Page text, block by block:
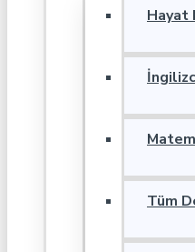
Hayat
Tüm